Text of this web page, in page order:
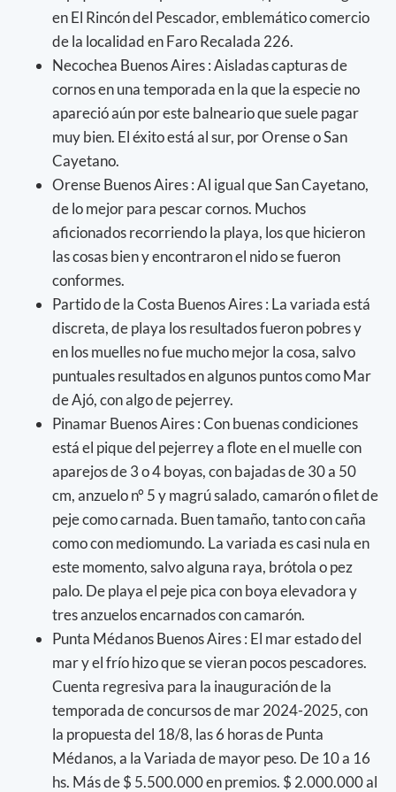
en El Rincón del Pescador, emblemático comercio
de la localidad en Faro Recalada 226.
Necochea Buenos Aires : Aisladas capturas de
cornos en una temporada en la que la especie no
apareció aún por este balneario que suele pagar
muy bien. El éxito está al sur, por Orense o San
Cayetano.
Orense Buenos Aires : Al igual que San Cayetano,
de lo mejor para pescar cornos. Muchos
aficionados recorriendo la playa, los que hicieron
las cosas bien y encontraron el nido se fueron
conformes.
Partido de la Costa Buenos Aires : La variada está
discreta, de playa los resultados fueron pobres y
en los muelles no fue mucho mejor la cosa, salvo
puntuales resultados en algunos puntos como Mar
de Ajó, con algo de pejerrey.
Pinamar Buenos Aires : Con buenas condiciones
está el pique del pejerrey a flote en el muelle con
aparejos de 3 o 4 boyas, con bajadas de 30 a 50
cm, anzuelo n° 5 y magrú salado, camarón o filet de
peje como carnada. Buen tamaño, tanto con caña
como con mediomundo. La variada es casi nula en
este momento, salvo alguna raya, brótola o pez
palo. De playa el peje pica con boya elevadora y
tres anzuelos encarnados con camarón.
Punta Médanos Buenos Aires : El mar estado del
mar y el frío hizo que se vieran pocos pescadores.
Cuenta regresiva para la inauguración de la
temporada de concursos de mar 2024-2025, con
la propuesta del 18/8, las 6 horas de Punta
Médanos, a la Variada de mayor peso. De 10 a 16
hs. Más de $ 5.500.000 en premios. $ 2.000.000 al